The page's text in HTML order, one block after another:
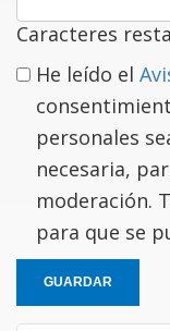
Caracteres
He leído el
personales
necesaria,
moderación.
para que se
GUARDAR